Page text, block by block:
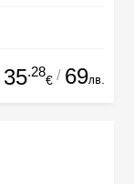
35.28
€ / 69лв.